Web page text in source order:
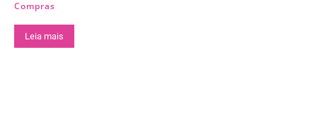
Compras
Leia mais